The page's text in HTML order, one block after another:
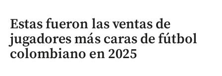
Estas fueron las ventas de
jugadores más caras de fútbol
colombiano en 2025